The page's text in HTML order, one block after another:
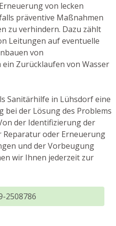
von lecken
präventive Maßnahmen
zu verhindern. Dazu zählt
Leitungen auf eventuelle
von
Zurücklaufen von Wasser
Sanitärhilfe in Lühsdorf eine
bei der Lösung des Problems
der Identifizierung der
Reparatur oder Erneuerung
und der Vorbeugung
wir Ihnen jederzeit zur
2508786